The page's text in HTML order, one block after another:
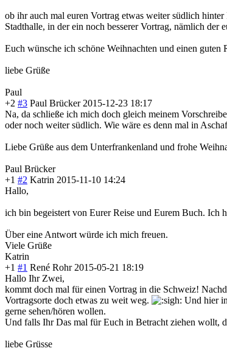
ob ihr auch mal euren Vortrag etwas weiter südlich
Stadthalle, in der ein noch besserer Vortrag, nämlich der
Euch wünsche ich schöne Weihnachten und einen guten
liebe Grüße
Paul
+2 #3 Paul Brücker 2015-12-23 18:17
Na, da schließe ich mich doch gleich meinem
oder noch weiter südlich. Wie wäre es denn mal in
Liebe Grüße aus dem Unterfrankenland und frohe
Paul Brücker
+1 #2 Katrin 2015-11-10 14:24
Hallo,
ich bin begeistert von Eurer Reise und Eurem Buch.
Über eine Antwort würde ich mich freuen.
Viele Grüße
Katrin
+1 #1 René Rohr 2015-05-21 18:19
Hallo Ihr Zwei,
kommt doch mal für einen Vortrag in die Schweiz!
Vortragsorte doch etwas zu weit weg.
Und hier
gerne sehen/hören wollen.
Und falls Ihr Das mal für Euch in Betracht ziehen wollt,
liebe Grüsse